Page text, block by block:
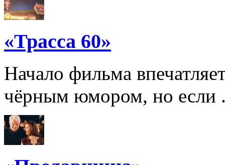
«Трасса 60»
Начало фильма
чёрным юмором, но если